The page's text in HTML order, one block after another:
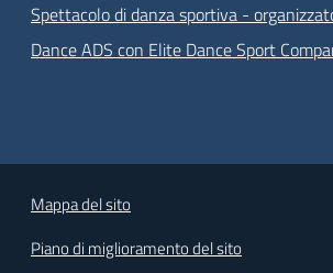
Spettacolo di danza sportiva -
Dance ADS con Elite Dance Sport
Mappa del sito
Piano di miglioramento del sito